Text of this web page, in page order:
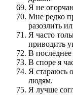
Я не
Мне редко
разозлить
Я часто
приводить
В последнее
В споре я
Я стараюсь
людям.
Я лучше